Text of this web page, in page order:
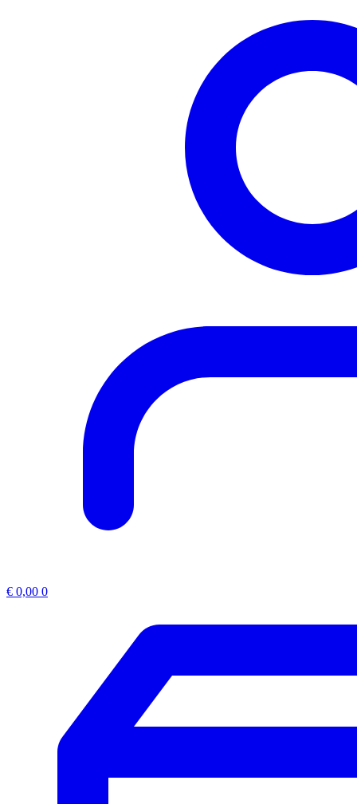
€ 0,00 0